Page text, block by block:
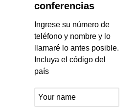
conferencias
Ingrese su número de
teléfono y nombre y lo
llamaré lo antes posible.
Incluya el código del
país